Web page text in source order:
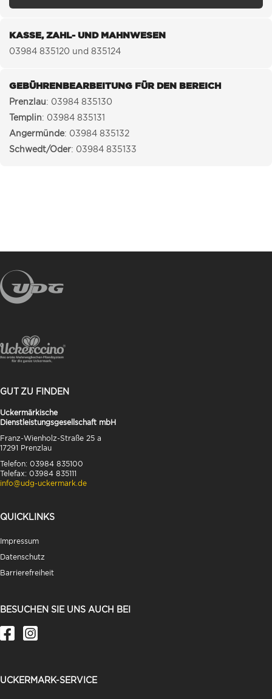
KASSE, ZAHL- UND MAHNWESEN
03984 835120 und 835124
GEBÜHRENBEARBEITUNG FÜR DEN BEREICH
Prenzlau: 03984 835130
Templin: 03984 835131
Angermünde: 03984 835132
Schwedt/Oder: 03984 835133
GUT ZU FINDEN
Uckermärkische
Dienstleistungsgesellschaft mbH
Franz-Wienholz-Straße 25 a
17291 Prenzlau
Telefon: 03984 835100
Telefax: 03984 835111
info@udg-uckermark.de
QUICKLINKS
Impressum
Datenschutz
Barrierefreiheit
BESUCHEN SIE UNS AUCH BEI
UCKERMARK-SERVICE